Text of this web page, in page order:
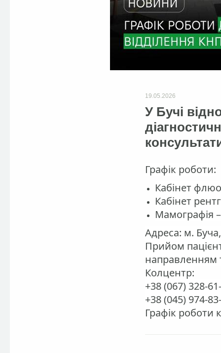
19.05.2026
У Бучі
Графік роботи:
Кабінет
Кабінет
Мамографія
Адреса: м.
Прийом
направленням
Колцентр:
+38 (067) 328-
+38 (045) 974-
Графік роботи